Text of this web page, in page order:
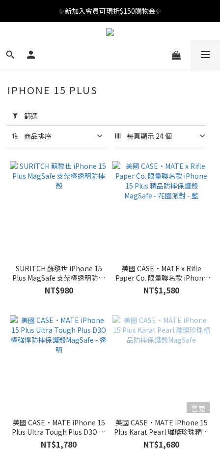
✨新加入會員可現折$150購物金✨
✨新加入會員可現折$150購物金✨
Welcome
用
篩
選
(0/20)
型
號
色
透
黑
(2)
璨
珍
IPHONE 15 PLUS
篩選
商品排序 每頁顯示 24 個
SURITCH 蘇黎世 iPhone 15
Plus MagSafe 支架極透明防摔
殼
NT$980
美國 CASE·MATE x Rifle
Paper Co. 限量聯名款 iPhone
15 Plus 精品防摔保護殼
MagSafe - 花園派對 - 藍
NT$1,580
美國 CASE·MATE iPhone 15
Plus Ultra Tough Plus D3O 極
強悍防摔保護殼MagSafe - 透明
NT$1,780
售完
美國 CASE·MATE iPhone 15
Plus Karat Pearl 璀璨珍珠精品
防摔保護殼MagSafe
NT$1,680